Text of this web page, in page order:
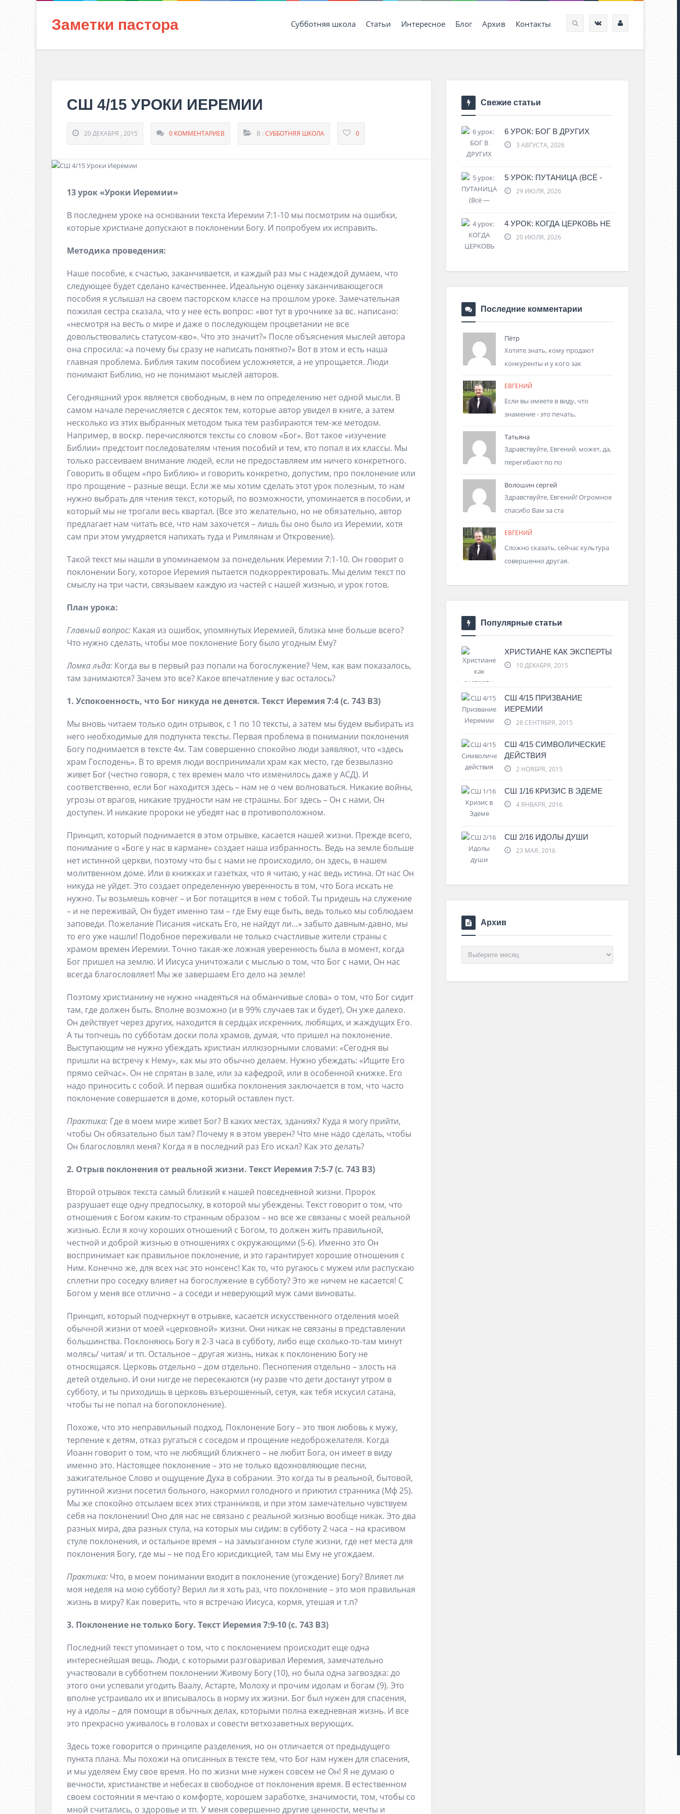
Заметки пастора Субботняя школа Статьи Интересное Блог Архив Контакты
СШ 4/15 УРОКИ ИЕРЕМИИ
20 ДЕКАБРЯ , 2015 0 КОММЕНТАРИЕВ В : СУББОТНЯЯ ШКОЛА 0
13 урок «Уроки Иеремии»
В последнем уроке на основании текста Иеремии 7:1-10 мы посмотрим на ошибки,
которые христиане допускают в поклонении Богу. И попробуем их исправить.
Методика проведения:
Наше пособие, к счастью, заканчивается, и каждый раз мы с надеждой думаем, что
следующее будет сделано качественнее. Идеальную оценку заканчивающегося
пособия я услышал на своем пасторском классе на прошлом уроке. Замечательная
пожилая сестра сказала, что у нее есть вопрос: «вот тут в урочнике за вс. написано:
«несмотря на весть о мире и даже о последующем процветании не все
довольствовались статусом-кво». Что это значит?» После объяснения мыслей автора
она спросила: «а почему бы сразу не написать понятно?» Вот в этом и есть наша
главная проблема. Библия таким пособием усложняется, а не упрощается. Люди
понимают Библию, но не понимают мыслей авторов.
Сегодняшний урок является свободным, в нем по определению нет одной мысли. В
самом начале перечисляется с десяток тем, которые автор увидел в книге, а затем
несколько из этих выбранных методом тыка тем разбираются тем-же методом.
Например, в воскр. перечисляются тексты со словом «Бог». Вот такое «изучение
Библии» предстоит последователям чтения пособий и тем, кто попал в их классы. Мы
только рассеиваем внимание людей, если не предоставляем им ничего конкретного.
Говорить в общем «про Библию» и говорить конкретно, допустим, про поклонение или
про прощение – разные вещи. Если же мы хотим сделать этот урок полезным, то нам
нужно выбрать для чтения текст, который, по возможности, упоминается в пособии, и
который мы не трогали весь квартал. (Все это желательно, но не обязательно, автор
предлагает нам читать все, что нам захочется – лишь бы оно было из Иеремии, хотя
сам при этом умудряется напихать туда и Римлянам и Откровение).
Такой текст мы нашли в упоминаемом за понедельник Иеремии 7:1-10. Он говорит о
поклонении Богу, которое Иеремия пытается подкорректировать. Мы делим текст по
смыслу на три части, связываем каждую из частей с нашей жизнью, и урок готов.
План урока:
Главный вопрос: Какая из ошибок, упомянутых Иеремией, близка мне больше всего?
Что нужно сделать, чтобы мое поклонение Богу было угодным Ему?
Ломка льда: Когда вы в первый раз попали на богослужение? Чем, как вам показалось,
там занимаются? Зачем это все? Какое впечатление у вас осталось?
1. Успокоенность, что Бог никуда не денется. Текст Иеремия 7:4 (с. 743 ВЗ)
Мы вновь читаем только один отрывок, с 1 по 10 тексты, а затем мы будем выбирать из
него необходимые для подпункта тексты. Первая проблема в понимании поклонения
Богу поднимается в тексте 4м. Там совершенно спокойно люди заявляют, что «здесь
храм Господень». В то время люди воспринимали храм как место, где безвылазно
живет Бог (честно говоря, с тех времен мало что изменилось даже у АСД). И
соответственно, если Бог находится здесь – нам не о чем волноваться. Никакие войны,
угрозы от врагов, никакие трудности нам не страшны. Бог здесь – Он с нами, Он
доступен. И никакие пророки не убедят нас в противоположном.
Принцип, который поднимается в этом отрывке, касается нашей жизни. Прежде всего,
понимание о «Боге у нас в кармане» создает наша избранность. Ведь на земле больше
нет истинной церкви, поэтому что бы с нами не происходило, он здесь, в нашем
молитвенном доме. Или в книжках и газетках, что я читаю, у нас ведь истина. От нас Он
никуда не уйдет. Это создает определенную уверенность в том, что Бога искать не
нужно. Ты возьмешь ковчег – и Бог потащится в нем с тобой. Ты придешь на служение
– и не переживай, Он будет именно там – где Ему еще быть, ведь только мы соблюдаем
заповеди. Пожелание Писания «искать Его, не найдут ли…» забыто давным-давно, мы
то его уже нашли! Подобное переживали не только счастливые жители страны с
храмом времен Иеремии. Точно такая-же ложная уверенность была в момент, когда
Бог пришел на землю. И Иисуса уничтожали с мыслью о том, что Бог с нами, Он нас
всегда благословляет! Мы же завершаем Его дело на земле!
Поэтому христианину не нужно «надеяться на обманчивые слова» о том, что Бог сидит
там, где должен быть. Вполне возможно (и в 99% случаев так и будет), Он уже далеко.
Он действует через других, находится в сердцах искренних, любящих, и жаждущих Его.
А ты топчешь по субботам доски пола храмов, думая, что пришел на поклонение.
Выступающим не нужно убеждать христиан иллюзорными словами: «Сегодня вы
пришли на встречу к Нему», как мы это обычно делаем. Нужно убеждать: «Ищите Его
прямо сейчас». Он не спрятан в зале, или за кафедрой, или в особенной книжке. Его
надо приносить с собой. И первая ошибка поклонения заключается в том, что часто
поклонение совершается в доме, который оставлен пуст.
Практика: Где в моем мире живет Бог? В каких местах, зданиях? Куда я могу прийти,
чтобы Он обязательно был там? Почему я в этом уверен? Что мне надо сделать, чтобы
Он благословлял меня? Когда я в последний раз Его искал? Как это делать?
2. Отрыв поклонения от реальной жизни. Текст Иеремия 7:5-7 (с. 743 ВЗ)
Второй отрывок текста самый близкий к нашей повседневной жизни. Пророк
разрушает еще одну предпосылку, в которой мы убеждены. Текст говорит о том, что
отношения с Богом каким-то странным образом – но все же связаны с моей реальной
жизнью. Если я хочу хороших отношений с Богом, то должен жить правильной,
честной и доброй жизнью в отношениях с окружающими (5-6). Именно это Он
воспринимает как правильное поклонение, и это гарантирует хорошие отношения с
Ним. Конечно же, для всех нас это нонсенс! Как то, что ругаюсь с мужем или распускаю
сплетни про соседку влияет на богослужение в субботу? Это же ничем не касается! С
Богом у меня все отлично – а соседи и неверующий муж сами виноваты.
Принцип, который подчеркнут в отрывке, касается искусственного отделения моей
обычной жизни от моей «церковной» жизни. Они никак не связаны в представлении
большинства. Поклоняюсь Богу я 2-3 часа в субботу, либо еще сколько-то-там минут
молясь/ читая/ и тп. Остальное – другая жизнь, никак к поклонению Богу не
относящаяся. Церковь отдельно – дом отдельно. Песнопения отдельно – злость на
детей отдельно. И они нигде не пересекаются (ну разве что дети достанут утром в
субботу, и ты приходишь в церковь взъерошенный, сетуя, как тебя искусил сатана,
чтобы ты не попал на богопоклонение).
Похоже, что это неправильный подход. Поклонение Богу – это твоя любовь к мужу,
терпение к детям, отказ ругаться с соседом и прощение недоброжелателя. Когда
Иоанн говорит о том, что не любящий ближнего – не любит Бога, он имеет в виду
именно это. Настоящее поклонение – это не только вдохновляющие песни,
зажигательное Слово и ощущение Духа в собрании. Это когда ты в реальной, бытовой,
рутинной жизни посетил больного, накормил голодного и приютил странника (Мф 25).
Мы же спокойно отсылаем всех этих странников, и при этом замечательно чувствуем
себя на поклонении! Оно для нас не связано с реальной жизнью вообще никак. Это два
разных мира, два разных стула, на которых мы сидим: в субботу 2 часа – на красивом
стуле поклонения, и остальное время – на замызганном стуле жизни, где нет места для
поклонения Богу, где мы – не под Его юрисдикцией, там мы Ему не угождаем.
Практика: Что, в моем понимании входит в поклонение (угождение) Богу? Влияет ли
моя неделя на мою субботу? Верил ли я хоть раз, что поклонение – это моя правильная
жизнь в миру? Как поверить, что я встречаю Иисуса, кормя, утешая и т.п?
3. Поклонение не только Богу. Текст Иеремия 7:9-10 (с. 743 ВЗ)
Последний текст упоминает о том, что с поклонением происходит еще одна
интереснейшая вещь. Люди, с которыми разговаривал Иеремия, замечательно
участвовали в субботнем поклонении Живому Богу (10), но была одна загвоздка: до
этого они успевали угодить Ваалу, Астарте, Молоху и прочим идолам и богам (9). Это
вполне устраивало их и вписывалось в норму их жизни. Бог был нужен для спасения,
ну а идолы – для помощи в обычных делах, которыми полна ежедневная жизнь. И все
это прекрасно уживалось в головах и совести ветхозаветных верующих.
Здесь тоже говорится о принципе разделения, но он отличается от предыдущего
пункта плана. Мы похожи на описанных в тексте тем, что Бог нам нужен для спасения,
и мы уделяем Ему свое время. Но по жизни мне нужен совсем не Он! Я не думаю о
вечности, христианстве и небесах в свободное от поклонения время. В естественном
своем состоянии я мечтаю о комфорте, хорошем заработке, значимости, том, чтобы со
мной считались, о здоровье и тп. У меня совершенно другие ценности, мечты и
Свежие статьи
6 УРОК: БОГ В ДРУГИХ
3 АВГУСТА, 2026
5 УРОК: ПУТАНИЦА (ВСЁ -
29 ИЮЛЯ, 2026
4 УРОК: КОГДА ЦЕРКОВЬ НЕ
20 ИЮЛЯ, 2026
Последние комментарии
Пётр
Хотите знать, кому продают
конкуренты и у кого зак
ЕВГЕНИЙ
Если вы имеете в виду, что
знамение - это печать,
Татьяна
Здравствуйте, Евгений. может, да,
перегибают по по
Волошин сергей
Здравствуйте, Евгений! Огромное
спасибо Вам за ста
ЕВГЕНИЙ
Сложно сказать, сейчас культура
совершенно другая.
Популярные статьи
ХРИСТИАНЕ КАК ЭКСПЕРТЫ
10 ДЕКАБРЯ, 2015
СШ 4/15 ПРИЗВАНИЕ
ИЕРЕМИИ
28 СЕНТЯБРЯ, 2015
СШ 4/15 СИМВОЛИЧЕСКИЕ
ДЕЙСТВИЯ
2 НОЯБРЯ, 2015
СШ 1/16 КРИЗИС В ЭДЕМЕ
4 ЯНВАРЯ, 2016
СШ 2/16 ИДОЛЫ ДУШИ
23 МАЯ, 2016
Архив
Архив